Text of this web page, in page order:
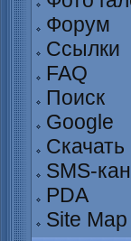
Форум
Ссылки
FAQ
Поиск
Google
Скачать
SMS-
PDA
Site Map